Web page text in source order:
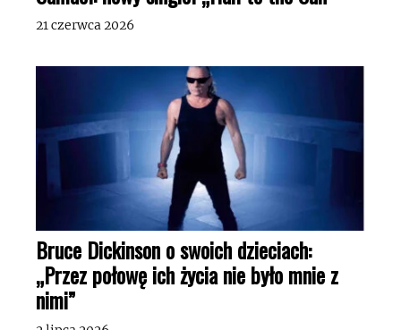
21 czerwca 2026
Bruce Dickinson o swoich dzieciach:
„Przez połowę ich życia nie było mnie z
nimi”